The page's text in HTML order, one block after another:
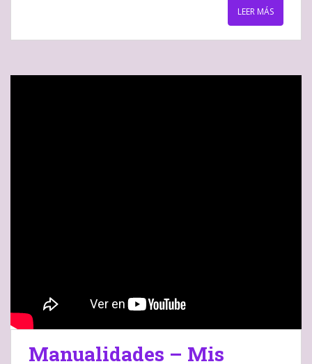
LEER MÁS
Manualidades – Mis